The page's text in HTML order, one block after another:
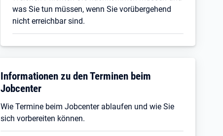
was Sie tun müssen, wenn Sie vorübergehend
nicht erreichbar sind.
Informationen zu den Terminen beim
Jobcenter
Wie Termine beim Jobcenter ablaufen und wie Sie
sich vorbereiten können.